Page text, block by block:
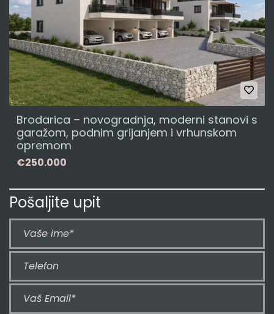
Brodarica – novogradnja, moderni stanovi s
garažom, podnim grijanjem i vrhunskom
opremom
€250.000
Pošaljite upit